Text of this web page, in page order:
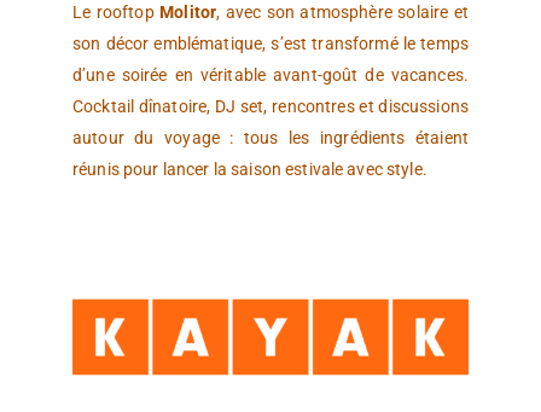
Le rooftopMolitor, avec son atmosphère solaire et
son décor emblématique, s’est transformé le temps
d’une soirée en véritable avant-goût de vacances.
Cocktail dînatoire, DJ set, rencontres et discussions
autour du voyage : tous les ingrédients étaient
réunis pour lancer la saison estivale avec style.